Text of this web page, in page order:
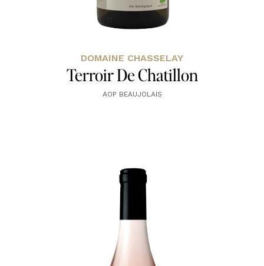
DOMAINE CHASSELAY
Terroir De Chatillon
AOP BEAUJOLAIS